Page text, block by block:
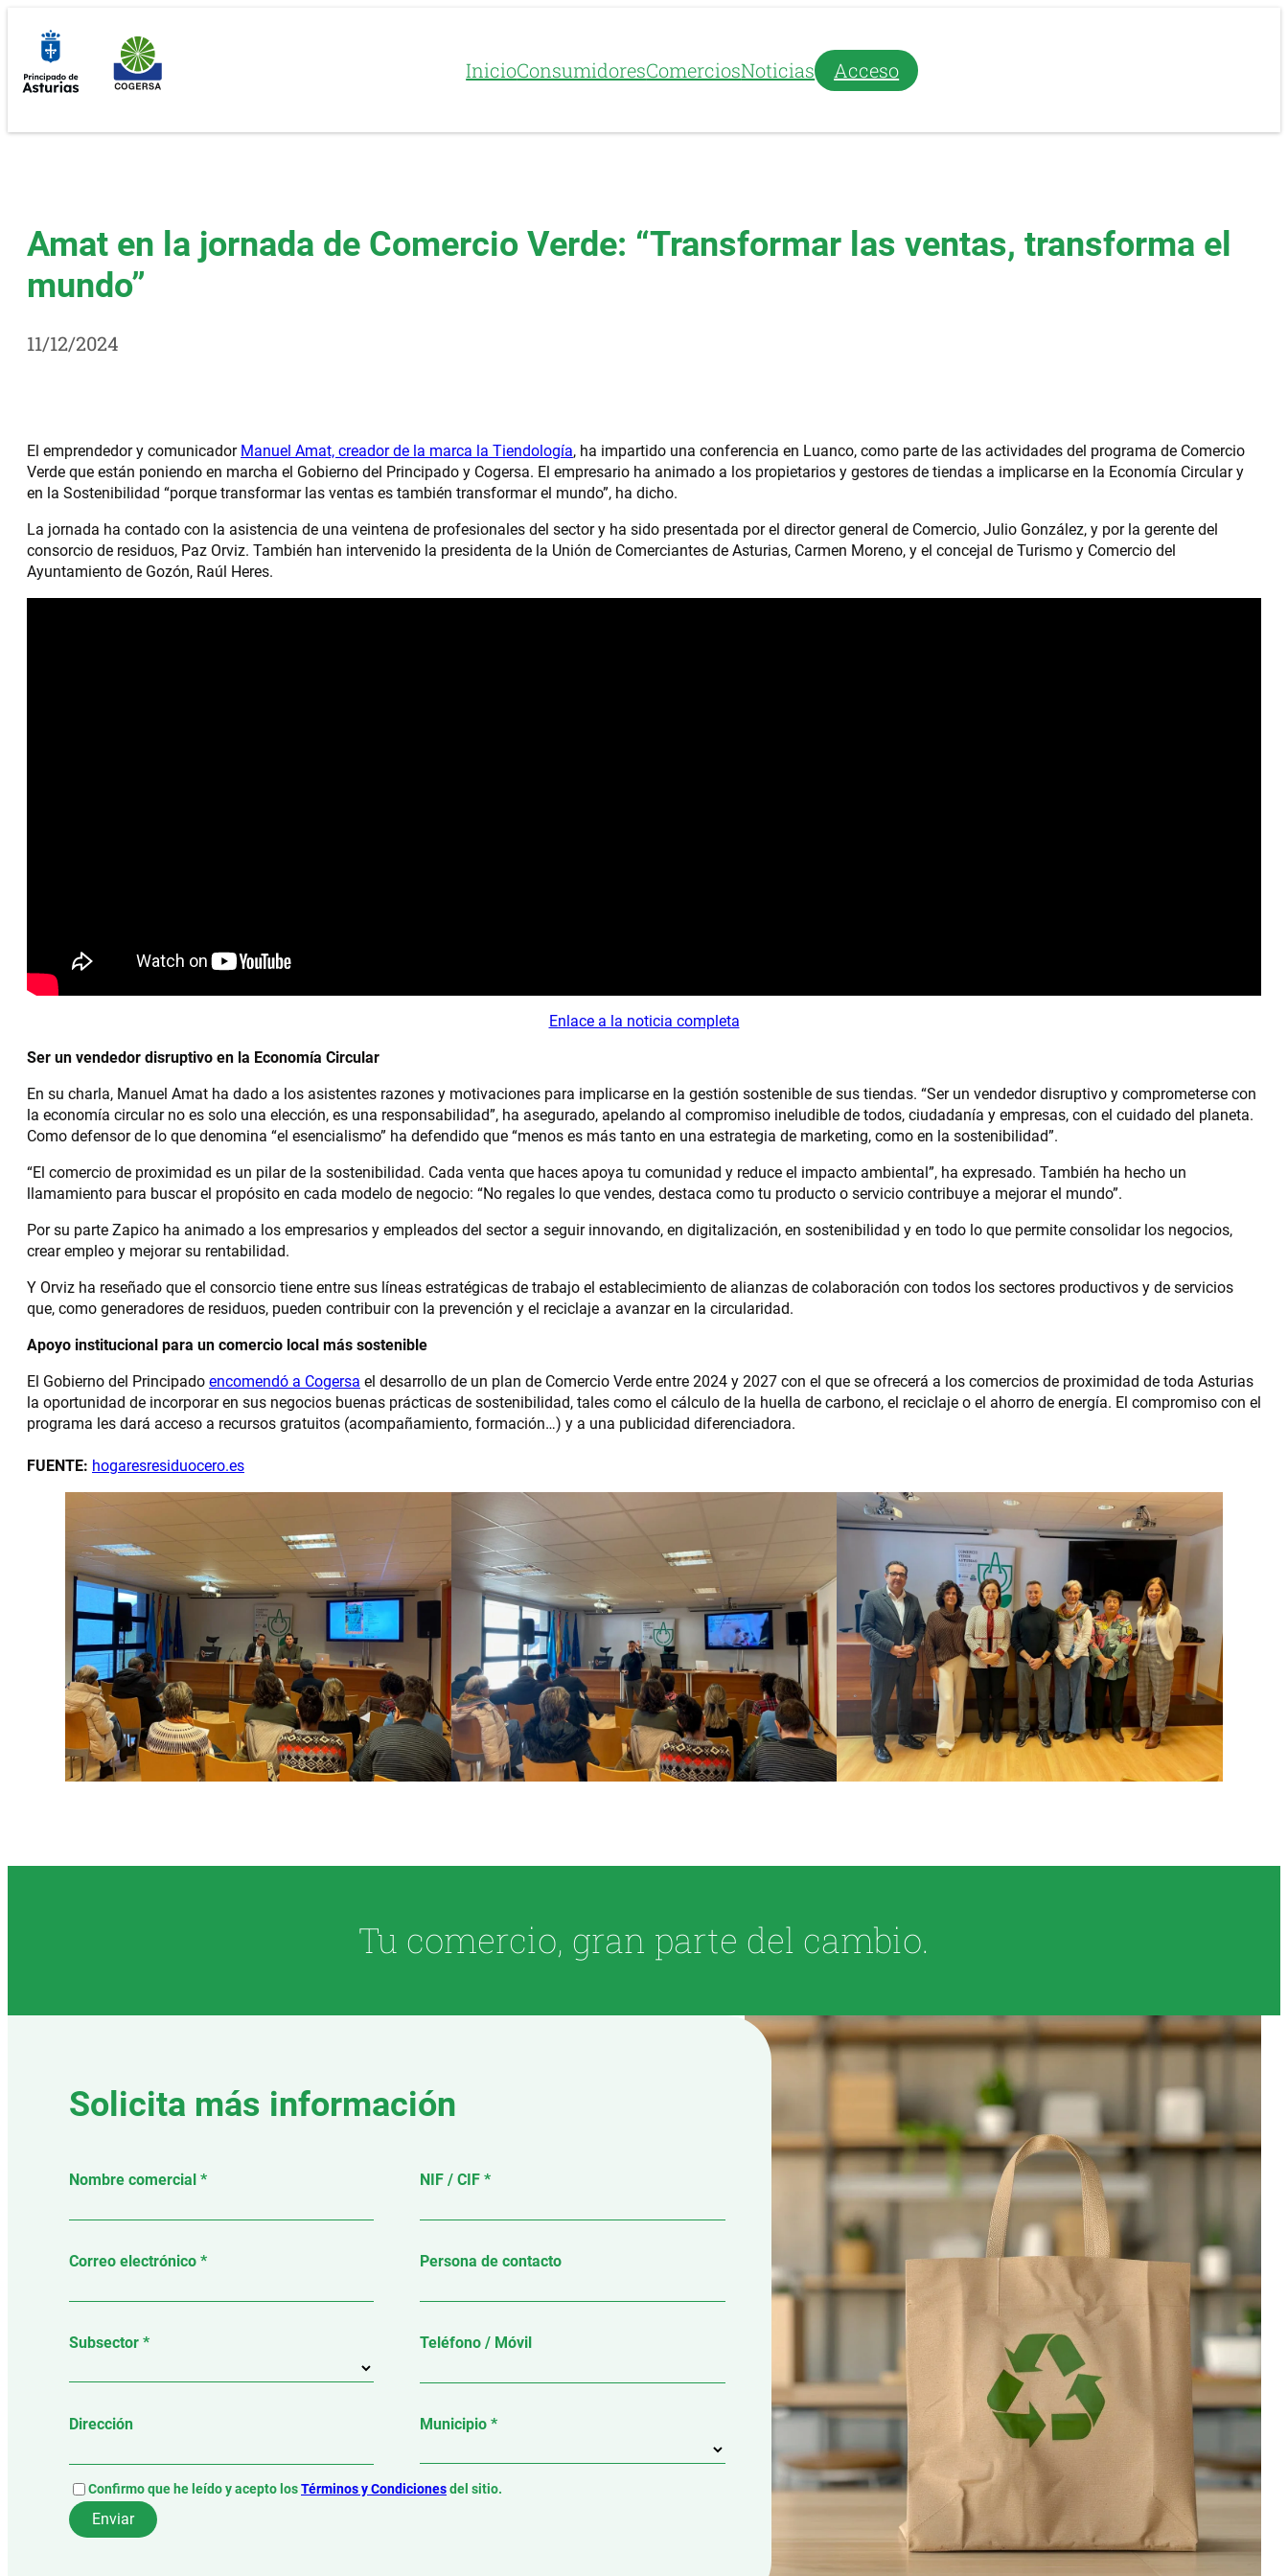
contenido
InicioConsumidoresComerciosNoticias Acceso
Amat en la jornada de Comercio Verde: “Transformar las ventas, transforma el
mundo”
11/12/2024
El emprendedor y comunicador Manuel Amat, creador de la marca la Tiendología, ha impartido una conferencia en Luanco, como parte de las actividades del programa de Comercio
Verde que están poniendo en marcha el Gobierno del Principado y Cogersa. El empresario ha animado a los propietarios y gestores de tiendas a implicarse en la Economía Circular y
en la Sostenibilidad “porque transformar las ventas es también transformar el mundo”, ha dicho.
La jornada ha contado con la asistencia de una veintena de profesionales del sector y ha sido presentada por el director general de Comercio, Julio González, y por la gerente del
consorcio de residuos, Paz Orviz. También han intervenido la presidenta de la Unión de Comerciantes de Asturias, Carmen Moreno, y el concejal de Turismo y Comercio del
Ayuntamiento de Gozón, Raúl Heres.
Enlace a la noticia completa
Ser un vendedor disruptivo en la Economía Circular
En su charla, Manuel Amat ha dado a los asistentes razones y motivaciones para implicarse en la gestión sostenible de sus tiendas. “Ser un vendedor disruptivo y comprometerse con
la economía circular no es solo una elección, es una responsabilidad”, ha asegurado, apelando al compromiso ineludible de todos, ciudadanía y empresas, con el cuidado del planeta.
Como defensor de lo que denomina “el esencialismo” ha defendido que “menos es más tanto en una estrategia de marketing, como en la sostenibilidad”.
“El comercio de proximidad es un pilar de la sostenibilidad. Cada venta que haces apoya tu comunidad y reduce el impacto ambiental”, ha expresado. También ha hecho un
llamamiento para buscar el propósito en cada modelo de negocio: “No regales lo que vendes, destaca como tu producto o servicio contribuye a mejorar el mundo”.
Por su parte Zapico ha animado a los empresarios y empleados del sector a seguir innovando, en digitalización, en sostenibilidad y en todo lo que permite consolidar los negocios,
crear empleo y mejorar su rentabilidad.
Y Orviz ha reseñado que el consorcio tiene entre sus líneas estratégicas de trabajo el establecimiento de alianzas de colaboración con todos los sectores productivos y de servicios
que, como generadores de residuos, pueden contribuir con la prevención y el reciclaje a avanzar en la circularidad.
Apoyo institucional para un comercio local más sostenible
El Gobierno del Principado encomendó a Cogersa el desarrollo de un plan de Comercio Verde entre 2024 y 2027 con el que se ofrecerá a los comercios de proximidad de toda Asturias
la oportunidad de incorporar en sus negocios buenas prácticas de sostenibilidad, tales como el cálculo de la huella de carbono, el reciclaje o el ahorro de energía. El compromiso con el
programa les dará acceso a recursos gratuitos (acompañamiento, formación…) y a una publicidad diferenciadora.
FUENTE: hogaresresiduocero.es
Tu comercio, gran parte del cambio.
Solicita más información
Nombre comercial * NIF / CIF *
Correo electrónico * Persona de contacto
Subsector * Teléfono / Móvil
Dirección Municipio *
Confirmo que he leído y acepto losTérminos y Condicionesdel sitio.